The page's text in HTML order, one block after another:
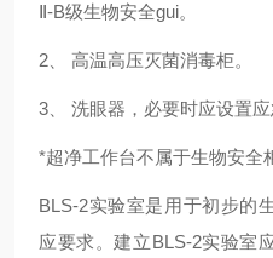
Ⅱ-B级生物安全gui。
2 、 高温高压灭菌消毒柜。
3 、 洗眼器，必要时应设置应
*超净工作台不属于生物安全
BLS-2实验室是用于初步的
应要求。建立BLS-2实验室